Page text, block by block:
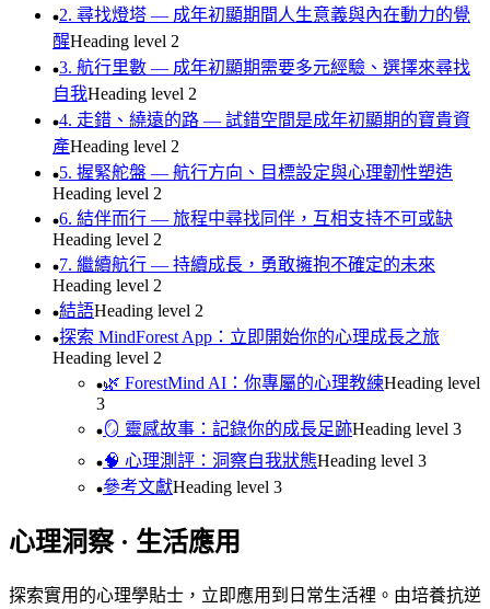
2. 尋找燈塔 — 成年初顯期間人生意義與內在動力的覺
醒Heading level 2
3. 航行里數 — 成年初顯期需要多元經驗、選擇來尋找
自我Heading level 2
4. 走錯、繞遠的路 — 試錯空間是成年初顯期的寶貴資
產Heading level 2
5. 握緊舵盤 — 航行方向、目標設定與心理韌性塑造
Heading level 2
6. 結伴而行 — 旅程中尋找同伴，互相支持不可或缺
Heading level 2
7. 繼續航行 — 持續成長，勇敢擁抱不確定的未來
Heading level 2
結語Heading level 2
探索 MindForest App：立即開始你的心理成長之旅
Heading level 2
🌿 ForestMind AI：你專屬的心理教練Heading level
3
🪞 靈感故事：記錄你的成長足跡Heading level 3
🧠 心理測評：洞察自我狀態Heading level 3
參考文獻Heading level 3
心理洞察 · 生活應用
探索實用的心理學貼士，立即應用到日常生活裡。由培養抗逆